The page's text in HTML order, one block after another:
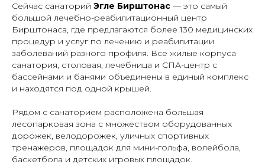
Сейчас санаторий Эгле Бирштонас — это самый
большой лечебно-реабилитационный центр
Бирштонаса, где предлагаются более 130 медицинских
процедур и услуг по лечению и реабилитации
заболеваний разного профиля. Все жилые корпуса
санатория, столовая, лечебница и СПА-центр с
бассейнами и банями объединены в единый комплекс
и находятся под одной крышей.
Рядом с санаторием расположена большая
лесопарковая зона с множеством оборудованных
дорожек, велодорожек, уличных спортивных
тренажеров, площадок для мини-гольфа, волейбола,
баскетбола и детских игровых площадок.